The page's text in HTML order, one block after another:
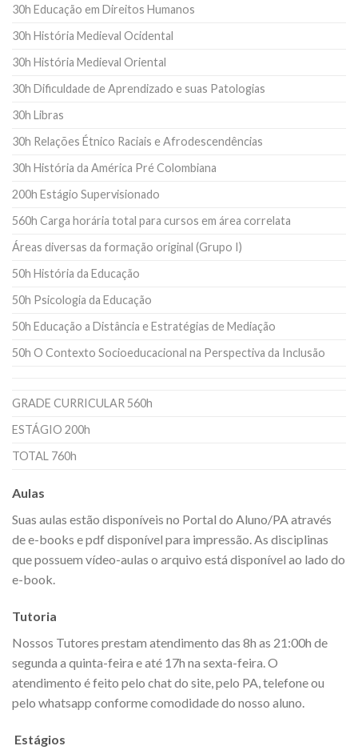
30h Educação em Direitos Humanos
30h História Medieval Ocidental
30h História Medieval Oriental
30h Dificuldade de Aprendizado e suas Patologias
30h Libras
30h Relações Étnico Raciais e Afrodescendências
30h História da América Pré Colombiana
200h Estágio Supervisionado
560h Carga horária total para cursos em área correlata
Áreas diversas da formação original (Grupo I)
50h História da Educação
50h Psicologia da Educação
50h Educação a Distância e Estratégias de Mediação
50h O Contexto Socioeducacional na Perspectiva da Inclusão
GRADE CURRICULAR 560h
ESTÁGIO 200h
TOTAL 760h
Aulas
Suas aulas estão disponíveis no Portal do Aluno/PA através
de e-books e pdf disponível para impressão. As disciplinas
que possuem vídeo-aulas o arquivo está disponível ao lado do
e-book.
Tutoria
Nossos Tutores prestam atendimento das 8h as 21:00h de
segunda a quinta-feira e até 17h na sexta-feira. O
atendimento é feito pelo chat do site, pelo PA, telefone ou
pelo whatsapp conforme comodidade do nosso aluno.
Estágios